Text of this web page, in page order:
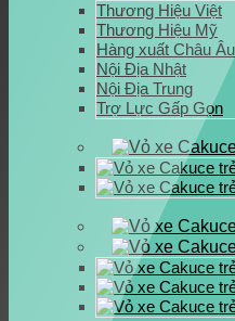
Thương Hiệu Việt
Thương Hiệu Mỹ
Hàng xuất Châu Âu
Nội Địa Nhật
Nội Địa Trung
Trợ Lực Gấp Gọn